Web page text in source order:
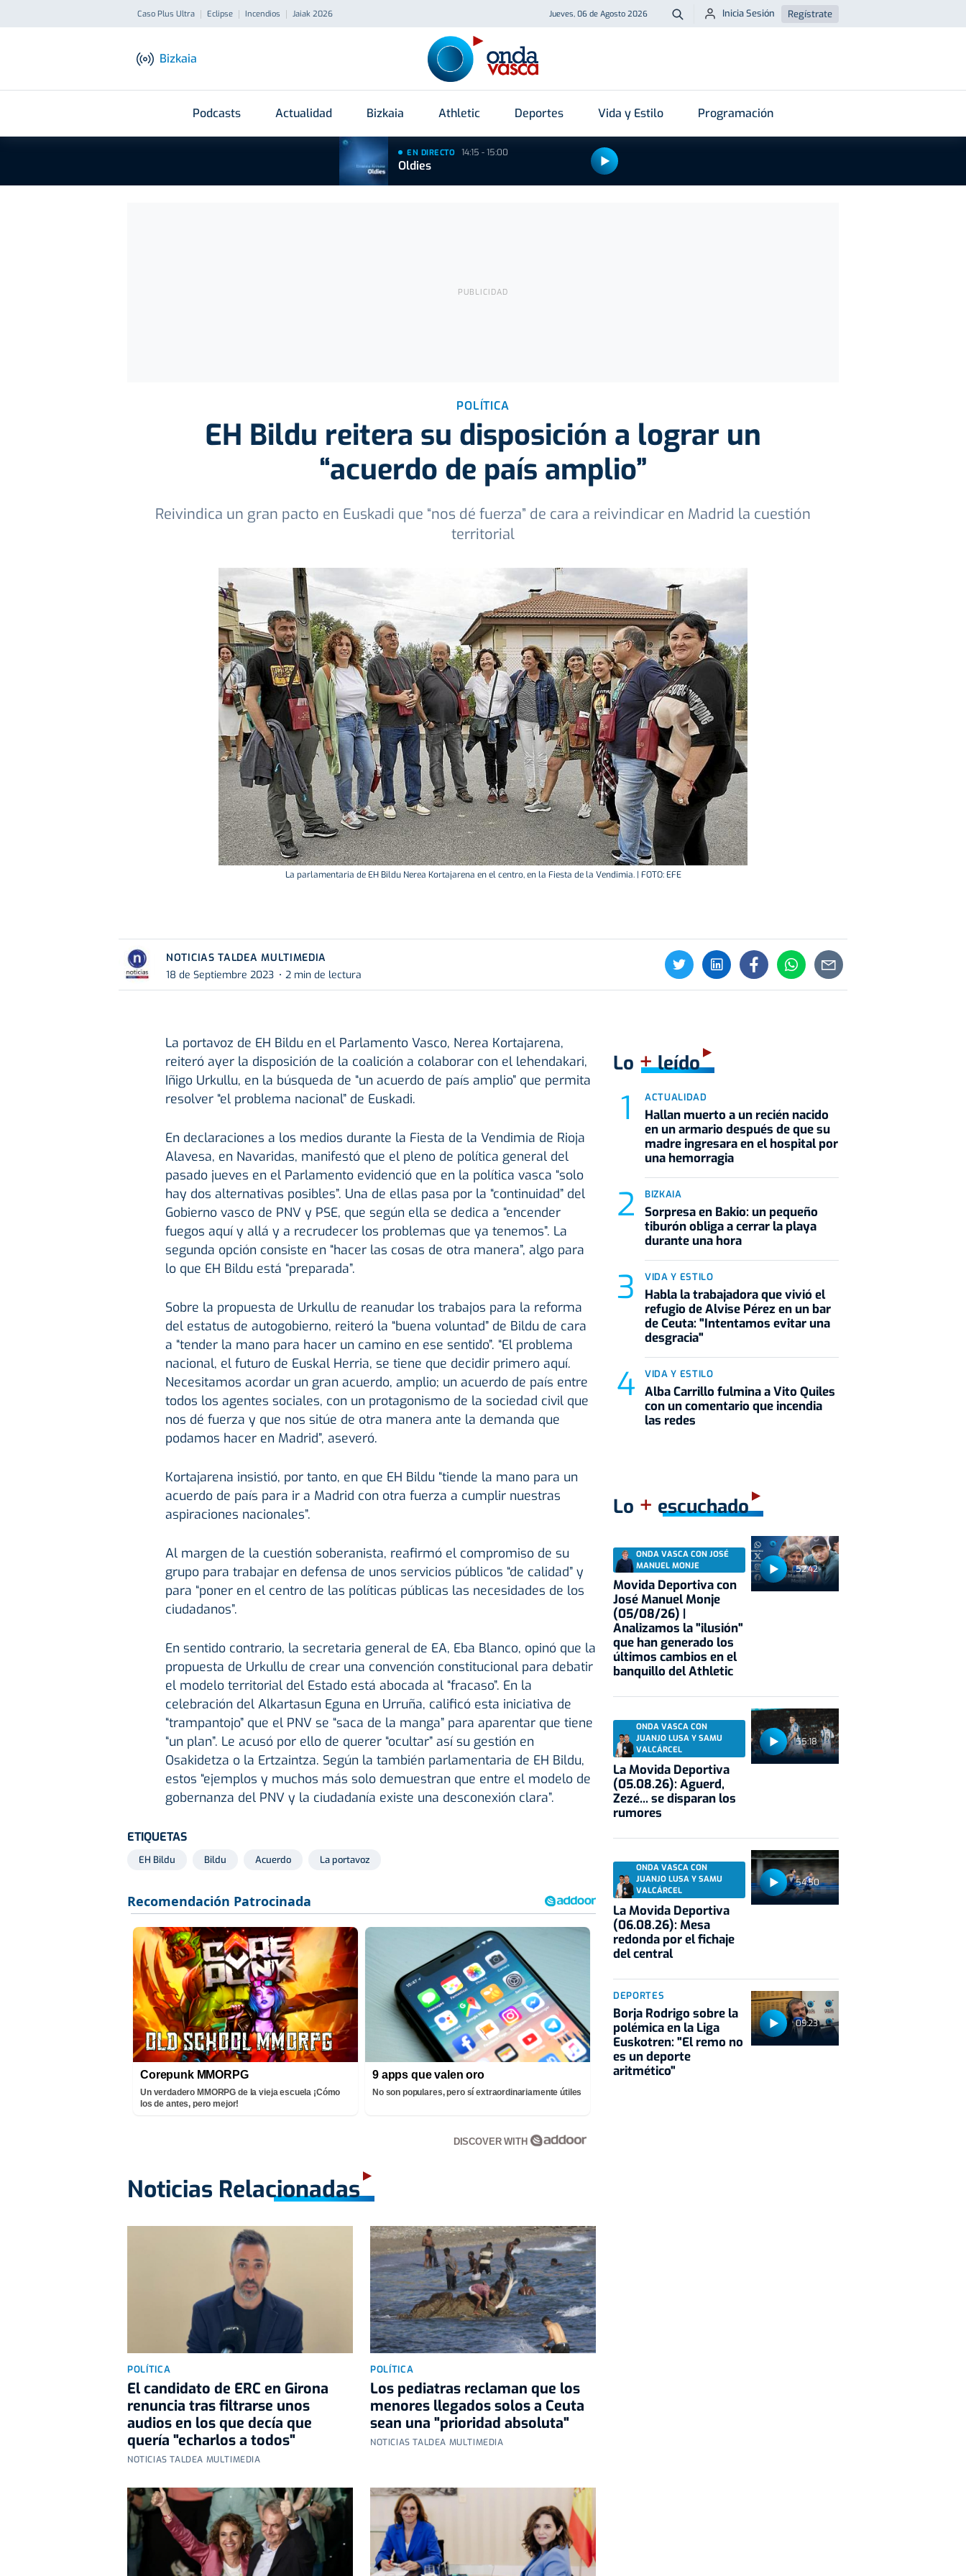
Caso Plus Ultra Eclipse Incendios Jaiak 2026 Jueves, 06 de Agosto 2026 Buscar
Inicia Sesión Regístrate
Bizkaia
Podcasts Actualidad Bizkaia Athletic Deportes Vida y Estilo Programación
EN DIRECTO 14:15 - 15:00
Oldies
POLÍTICA
EH Bildu reitera su disposición a lograr un
“acuerdo de país amplio”
Reivindica un gran pacto en Euskadi que “nos dé fuerza” de cara a reivindicar en Madrid la cuestión
territorial
La parlamentaria de EH Bildu Nerea Kortajarena en el centro, en la Fiesta de la Vendimia. | FOTO: EFE
NOTICIAS TALDEA MULTIMEDIA
18 de Septiembre 2023
2 min de lectura
La portavoz de EH Bildu en el Parlamento Vasco, Nerea Kortajarena,
reiteró ayer la disposición de la coalición a colaborar con el lehendakari,
Iñigo Urkullu, en la búsqueda de “un acuerdo de país amplio” que permita
resolver “el problema nacional” de Euskadi.
En declaraciones a los medios durante la Fiesta de la Vendimia de Rioja
Alavesa, en Navaridas, manifestó que el pleno de política general del
pasado jueves en el Parlamento evidenció que en la política vasca “solo
hay dos alternativas posibles”. Una de ellas pasa por la “continuidad” del
Gobierno vasco de PNV y PSE, que según ella se dedica a “encender
fuegos aquí y allá y a recrudecer los problemas que ya tenemos”. La
segunda opción consiste en “hacer las cosas de otra manera”, algo para
lo que EH Bildu está “preparada”.
Sobre la propuesta de Urkullu de reanudar los trabajos para la reforma
del estatus de autogobierno, reiteró la “buena voluntad” de Bildu de cara
a “tender la mano para hacer un camino en ese sentido”. “El problema
nacional, el futuro de Euskal Herria, se tiene que decidir primero aquí.
Necesitamos acordar un gran acuerdo, amplio; un acuerdo de país entre
todos los agentes sociales, con un protagonismo de la sociedad civil que
nos dé fuerza y que nos sitúe de otra manera ante la demanda que
podamos hacer en Madrid”, aseveró.
Kortajarena insistió, por tanto, en que EH Bildu “tiende la mano para un
acuerdo de país para ir a Madrid con otra fuerza a cumplir nuestras
aspiraciones nacionales”.
Al margen de la cuestión soberanista, reafirmó el compromiso de su
grupo para trabajar en defensa de unos servicios públicos “de calidad” y
para “poner en el centro de las políticas públicas las necesidades de los
ciudadanos”.
En sentido contrario, la secretaria general de EA, Eba Blanco, opinó que la
propuesta de Urkullu de crear una convención constitucional para debatir
el modelo territorial del Estado está abocada al “fracaso”. En la
celebración del Alkartasun Eguna en Urruña, calificó esta iniciativa de
“trampantojo” que el PNV se “saca de la manga” para aparentar que tiene
“un plan”. Le acusó por ello de querer “ocultar” así su gestión en
Osakidetza o la Ertzaintza. Según la también parlamentaria de EH Bildu,
estos “ejemplos y muchos más solo demuestran que entre el modelo de
gobernanza del PNV y la ciudadanía existe una desconexión clara”.
ETIQUETAS
EH Bildu Bildu Acuerdo La portavoz
Corepunk MMORPG
Un verdadero MMORPG de la vieja escuela ¡Cómo
los de antes, pero mejor!
9 apps que valen oro
No son populares, pero sí extraordinariamente útiles
DISCOVER WITH
Noticias Relacionadas
POLÍTICA
El candidato de ERC en Girona
renuncia tras filtrarse unos
audios en los que decía que
quería "echarlos a todos"
NOTICIAS TALDEA MULTIMEDIA
POLÍTICA
Los pediatras reclaman que los
menores llegados solos a Ceuta
sean una "prioridad absoluta"
NOTICIAS TALDEA MULTIMEDIA
Lo +leído
ACTUALIDAD
Hallan muerto a un recién nacido
en un armario después de que su
madre ingresara en el hospital por
una hemorragia
BIZKAIA
Sorpresa en Bakio: un pequeño
tiburón obliga a cerrar la playa
durante una hora
VIDA Y ESTILO
Habla la trabajadora que vivió el
refugio de Alvise Pérez en un bar
de Ceuta: "Intentamos evitar una
desgracia"
VIDA Y ESTILO
Alba Carrillo fulmina a Vito Quiles
con un comentario que incendia
las redes
Lo + escuchado
52:42
ONDA VASCA CON JOSÉ
MANUEL MONJE
Movida Deportiva con
José Manuel Monje
(05/08/26) |
Analizamos la "ilusión"
que han generado los
últimos cambios en el
banquillo del Athletic
55:18
ONDA VASCA CON
JUANJO LUSA Y SAMU
VALCÁRCEL
La Movida Deportiva
(05.08.26): Aguerd,
Zezé... se disparan los
rumores
54:50
ONDA VASCA CON
JUANJO LUSA Y SAMU
VALCÁRCEL
La Movida Deportiva
(06.08.26): Mesa
redonda por el fichaje
del central
09:23
DEPORTES
Borja Rodrigo sobre la
polémica en la Liga
Euskotren: "El remo no
es un deporte
aritmético"